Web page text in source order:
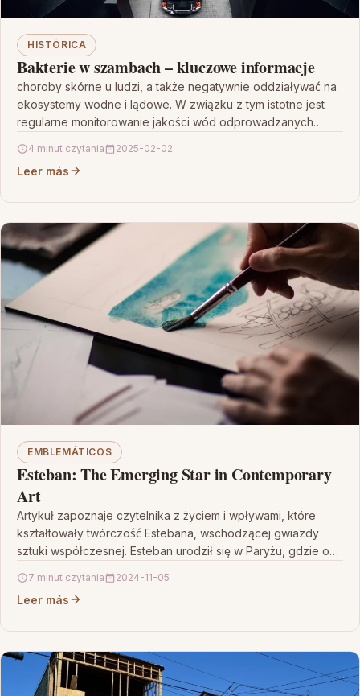
HISTÓRICA
Bakterie w szambach – kluczowe informacje
choroby skórne u ludzi, a także negatywnie oddziaływać na
ekosystemy wodne i lądowe. W związku z tym istotne jest
regularne monitorowanie jakości wód odprowadzanych…
4 minut czytania 2025-02-02
Leer más
EMBLEMÁTICOS
Esteban: The Emerging Star in Contemporary
Art
Artykuł zapoznaje czytelnika z życiem i wpływami, które
kształtowały twórczość Estebana, wschodzącej gwiazdy
sztuki współczesnej. Esteban urodził się w Paryżu, gdzie od
7 minut czytania 2024-11-05
Leer más